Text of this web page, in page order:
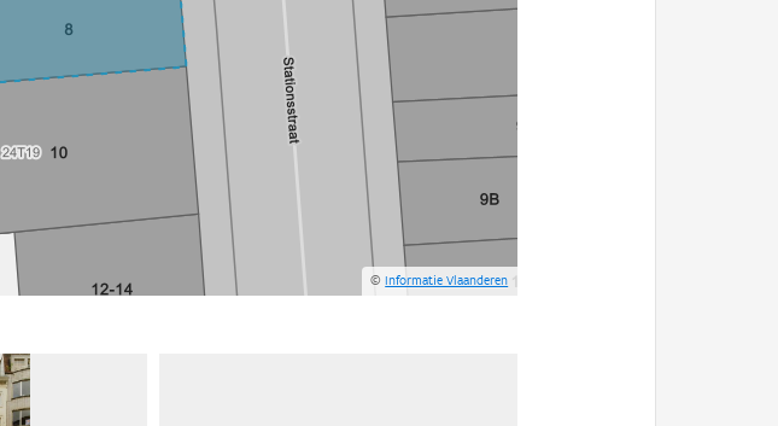
©Informatie Vlaanderen